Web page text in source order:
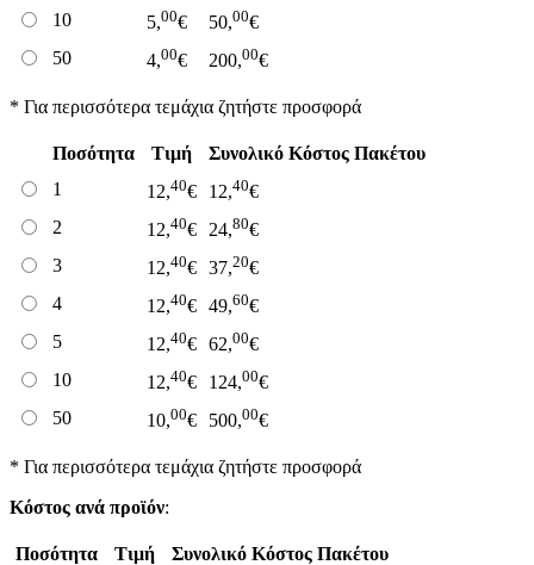
10
5,00€ 50,00€
50
4,00€ 200,00€
* Για περισσότερα τεμάχια ζητήστε προσφορά
Ποσότητα Τιμή
Συνολικό Κόστος Πακέτου
1
12,40€ 12,40€
2
12,40€ 24,80€
3
12,40€ 37,20€
4
12,40€ 49,60€
5
12,40€ 62,00€
10
12,40€ 124,00€
50
10,00€ 500,00€
* Για περισσότερα τεμάχια ζητήστε προσφορά
Κόστος ανά προϊόν:
Ποσότητα Τιμή
Συνολικό Κόστος Πακέτου